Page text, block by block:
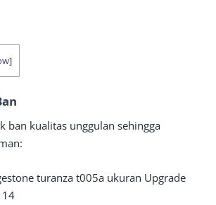
]
ban kualitas unggulan sehingga
turanza t005a ukuran Upgrade
14